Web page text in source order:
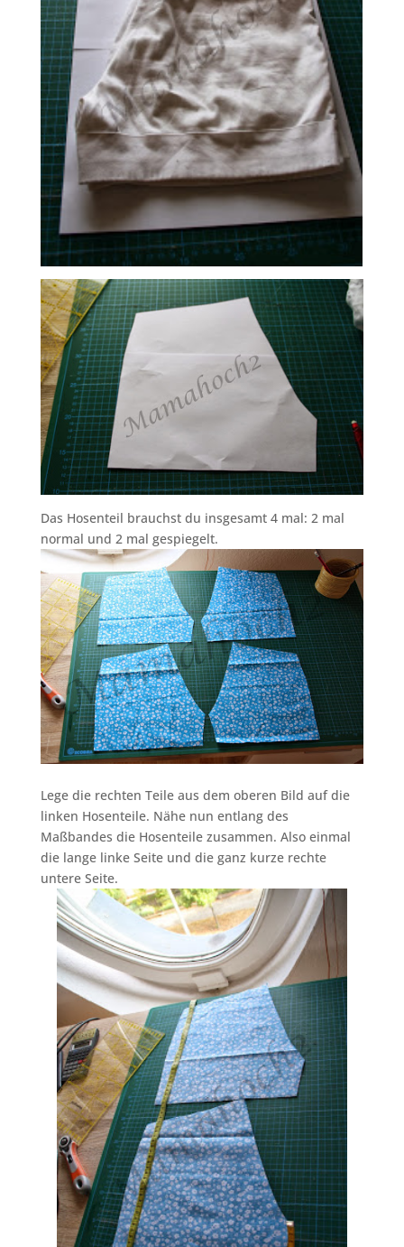
Das Hosenteil brauchst du insgesamt 4 mal: 2 mal
normal und 2 mal gespiegelt.
Lege die rechten Teile aus dem oberen Bild auf die
linken Hosenteile. Nähe nun entlang des
Maßbandes die Hosenteile zusammen. Also einmal
die lange linke Seite und die ganz kurze rechte
untere Seite.